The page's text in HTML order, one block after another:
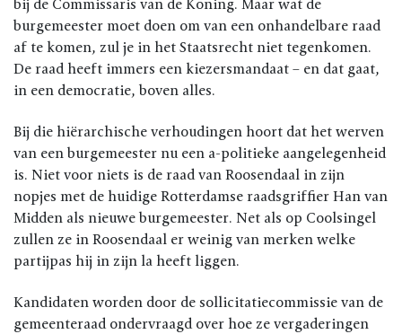
bij de Commissaris van de Koning. Maar wat de
burgemeester moet doen om van een onhandelbare raad
af te komen, zul je in het Staatsrecht niet tegenkomen.
De raad heeft immers een kiezersmandaat – en dat gaat,
in een democratie, boven alles.
Bij die hiërarchische verhoudingen hoort dat het werven
van een burgemeester nu een a-politieke aangelegenheid
is. Niet voor niets is de raad van Roosendaal in zijn
nopjes met de huidige Rotterdamse raadsgriffier Han van
Midden als nieuwe burgemeester. Net als op Coolsingel
zullen ze in Roosendaal er weinig van merken welke
partijpas hij in zijn la heeft liggen.
Kandidaten worden door de sollicitatiecommissie van de
gemeenteraad ondervraagd over hoe ze vergaderingen